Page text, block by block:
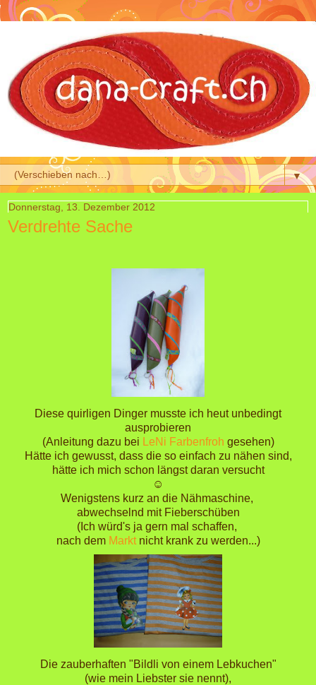
▼
Donnerstag, 13. Dezember 2012
Verdrehte Sache
Diese quirligen Dinger musste ich heut unbedingt
ausprobieren
(Anleitung dazu bei LeNi Farbenfroh gesehen)
Hätte ich gewusst, dass die so einfach zu nähen sind,
hätte ich mich schon längst daran versucht
☺
Wenigstens kurz an die Nähmaschine,
abwechselnd mit Fieberschüben
(Ich würd's ja gern mal schaffen,
nach dem Markt nicht krank zu werden...)
Die zauberhaften "Bildli von einem Lebkuchen"
(wie mein Liebster sie nennt),